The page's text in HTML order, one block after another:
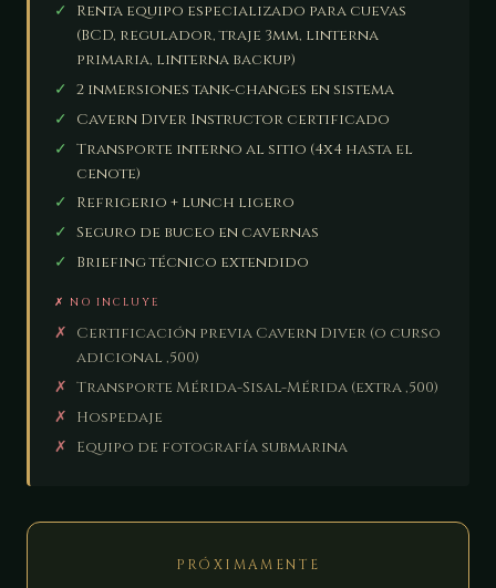
✓
Renta equipo especializado para cuevas
(BCD, regulador, traje 3mm, linterna
primaria, linterna backup)
✓
2 inmersiones tank-changes en sistema
✓
Cavern Diver Instructor certificado
✓
Transporte interno al sitio (4x4 hasta el
cenote)
✓
Refrigerio + lunch ligero
✓
Seguro de buceo en cavernas
✓
Briefing técnico extendido
✗ NO INCLUYE
✗
Certificación previa Cavern Diver (o curso
adicional ,500)
✗ Transporte Mérida-Sisal-Mérida (extra ,500)
✗
Hospedaje
✗
Equipo de fotografía submarina
PRÓXIMAMENTE